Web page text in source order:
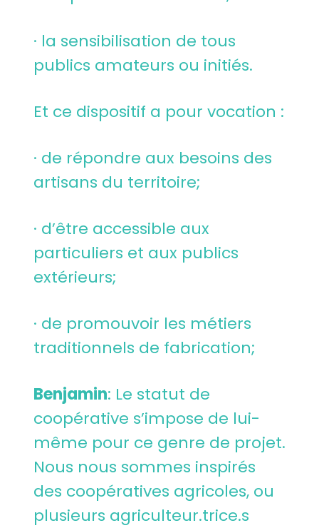
· la sensibilisation de tous
publics amateurs ou initiés.
Et ce dispositif a pour vocation :
· de répondre aux besoins des
artisans du territoire;
· d’être accessible aux
particuliers et aux publics
extérieurs;
· de promouvoir les métiers
traditionnels de fabrication;
Benjamin: Le statut de
coopérative s’impose de lui-
même pour ce genre de projet.
Nous nous sommes inspirés
des coopératives agricoles, ou
plusieurs agriculteur.trice.s